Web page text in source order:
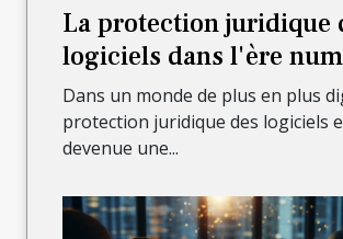
La protection juridique
logiciels dans l'ère
Dans un monde de plus en plus
protection juridique des logiciels
devenue une...